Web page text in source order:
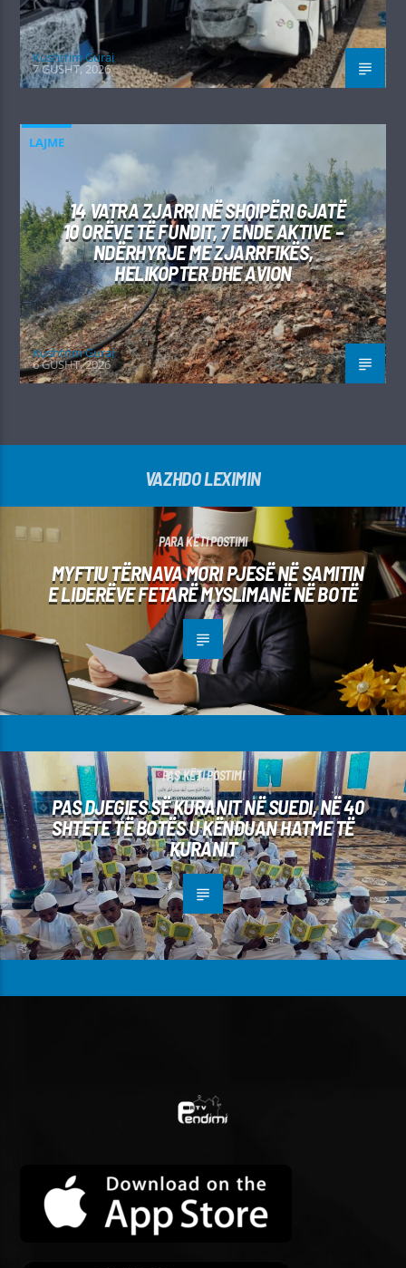
Kushtrim Guraj
7 GUSHT, 2026
LAJME
14 VATRA ZJARRI NË SHQIPËRI GJATË
10 ORËVE TË FUNDIT, 7 ENDE AKTIVE –
NDËRHYRJE ME ZJARRFIKËS,
HELIKOPTER DHE AVION
Kushtrim Guraj
6 GUSHT, 2026
VAZHDO LEXIMIN
PARA KËTI POSTIMI
MYFTIU TËRNAVA MORI PJESË NË SAMITIN
E LIDERËVE FETARË MYSLIMANË NË BOTË
PAS KËTI POSTIMI
PAS DJEGIES SË KURANIT NË SUEDI, NË 40
SHTETE TË BOTËS U KËNDUAN HATME TË
KURANIT